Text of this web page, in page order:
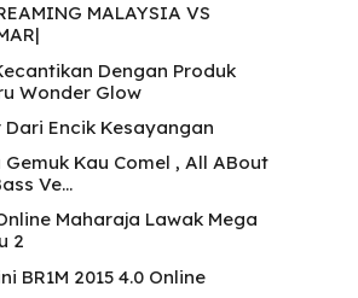
MALAYSIA VS
Dengan Produk
Wonder Glow
Dari Encik Kesayangan
Gemuk Kau Comel , All ABout
Ve...
Maharaja Lawak Mega
2
BR1M 2015 4.0 Online